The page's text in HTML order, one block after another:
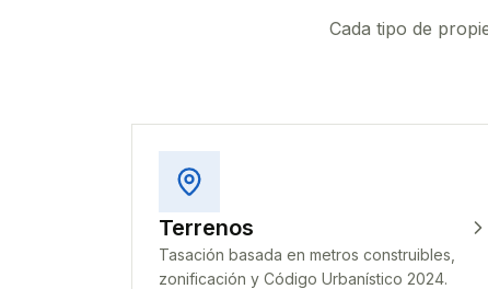
Cada tipo de
Terrenos
Tasación basada en metros construibles,
zonificación y Código Urbanístico 2024.